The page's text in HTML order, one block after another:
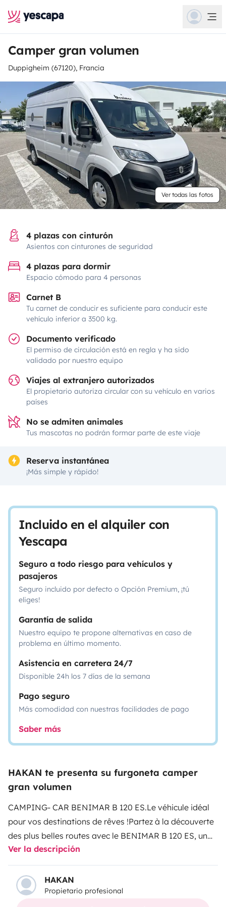
Camper gran volumen
Duppigheim (67120), Francia
Ver todas las fotos
4 plazas con cinturón
Asientos con cinturones de seguridad
4 plazas para dormir
Espacio cómodo para 4 personas
Carnet B
Tu carnet de conducir es suficiente para conducir este
vehículo inferior a 3500 kg.
Documento verificado
El permiso de circulación está en regla y ha sido
validado por nuestro equipo
Viajes al extranjero autorizados
El propietario autoriza circular con su vehículo en varios
países
No se admiten animales
Tus mascotas no podrán formar parte de este viaje
Reserva instantánea
¡Más simple y rápido!
Incluido en el alquiler con
Yescapa
Seguro a todo riesgo para vehículos y
pasajeros
Seguro incluido por defecto o Opción Premium, ¡tú
eliges!
Garantía de salida
Nuestro equipo te propone alternativas en caso de
problema en último momento.
Asistencia en carretera 24/7
Disponible 24h los 7 días de la semana
Pago seguro
Más comodidad con nuestras facilidades de pago
Saber más
HAKAN te presenta su furgoneta camper
gran volumen
CAMPING- CAR BENIMAR B 120 ES.Le véhicule idéal
pour vos destinations de rêves !Partez à la découverte
des plus belles routes avec le BENIMAR B 120 ES, un
camping-car spacieux, confortable et parfaitement
adapté aux familles ou aux groupes jusqu’à 4
personnes.Options
superposés à l’arrière et canapé convertible.
Ver la descripción
HAKAN
Propietario profesional